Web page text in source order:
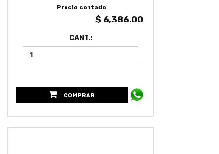
Precio contado
$ 6,386.00
CANT.:
COMPRAR